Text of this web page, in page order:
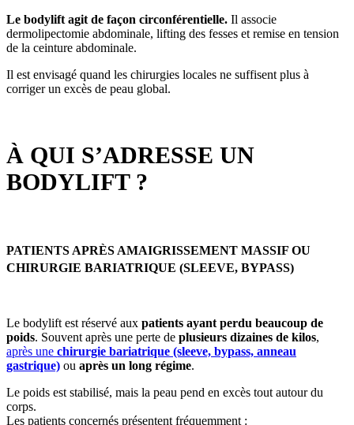
Le bodylift agit de façon circonférentielle. Il associe
dermolipectomie abdominale, lifting des fesses et remise en tension
de la ceinture abdominale.
Il est envisagé quand les chirurgies locales ne suffisent plus à
corriger un excès de peau global.
À QUI S’ADRESSE UN
BODYLIFT ?
PATIENTS APRÈS AMAIGRISSEMENT MASSIF OU
CHIRURGIE BARIATRIQUE (SLEEVE, BYPASS)
Le bodylift est réservé aux patients ayant perdu beaucoup de
poids. Souvent après une perte de plusieurs dizaines de kilos,
après une chirurgie bariatrique (sleeve, bypass, anneau
gastrique) ou après un long régime.
Le poids est stabilisé, mais la peau pend en excès tout autour du
corps.
Les patients concernés présentent fréquemment :